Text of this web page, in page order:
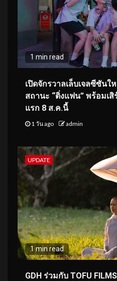
1 min read
เปิดจักรวาลเล็บเจลซีซันใ
สถานะ “ติ่งแฟน” พร้อมเ
แรก 8 ส.ค.นี้
1 วัน ago admin
UPDATE
1 min read
GDH ร่วมกับ TOFU